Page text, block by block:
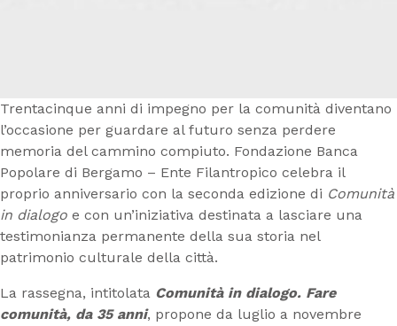
Trentacinque anni di impegno per la comunità diventano
l’occasione per guardare al futuro senza perdere
memoria del cammino compiuto. Fondazione Banca
Popolare di Bergamo – Ente Filantropico celebra il
proprio anniversario con la seconda edizione di Comunità
in dialogo e con un’iniziativa destinata a lasciare una
testimonianza permanente della sua storia nel
patrimonio culturale della città.
La rassegna, intitolata Comunità in dialogo. Fare
comunità, da 35 anni, propone da luglio a novembre